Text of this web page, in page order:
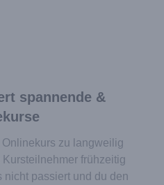
spannende &
zu langweilig
frühzeitig
nicht passiert und du den